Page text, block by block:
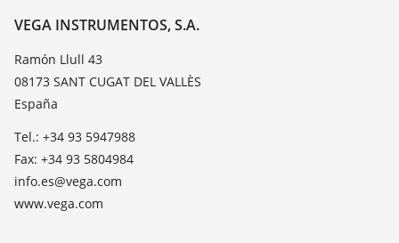
Lista de resistencias
TeamViewer
Contacto
Notícias
Prensa
Blog
VEGA INSTRUMENTOS, S.A.
Ramón Llull 43
08173 SANT CUGAT DEL VALLÈS
España
Tel.: +34 93 5947988
Fax: +34 93 5804984
info.es@vega.com
www.vega.com